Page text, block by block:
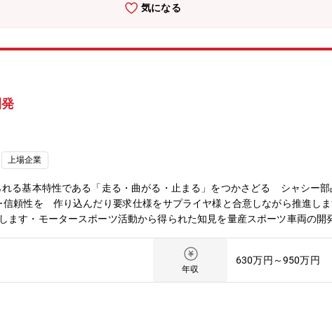
気になる
上場企業
れる基本特性である「走る・曲がる・止まる」をつかさどる シャシー
信頼性を 作り込んだり要求仕様をサプライヤ様と合意しながら推進し
ます・モータースポーツ活動から得られた知見を量産スポーツ車両の開
イール、ステアリング系、ペダル・シフトなど操作系） およびシステム
サーキットと一般道でのスポーツ車両の使われ方(振動、温度など)の見え
NVなど）や評価確認・モータースポーツ参戦車両のシャシー部品設計･
向けの部品やシステム開発をする組織で、私たちの職場である 車両設
ループが揃っており 各分野間でコミュニケーションを取り、協力して
年収
630万円～950万円